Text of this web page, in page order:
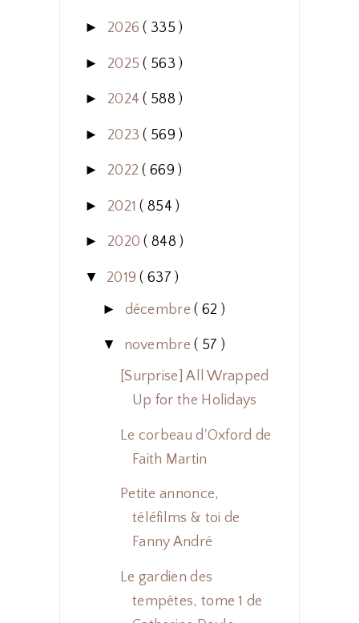
► 2026( 335 )
► 2025( 563 )
► 2024( 588 )
► 2023( 569 )
► 2022( 669 )
► 2021( 854 )
► 2020( 848 )
▼ 2019( 637 )
► décembre( 62 )
▼ novembre( 57 )
[Surprise] All Wrapped
Up for the Holidays
Le corbeau d'Oxford de
Faith Martin
Petite annonce,
téléfilms & toi de
Fanny André
Le gardien des
tempêtes, tome 1 de